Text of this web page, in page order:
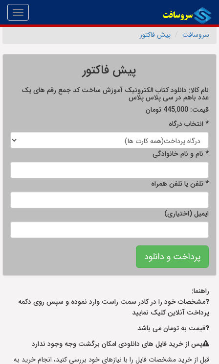
سروسافت
پیش فاکتور
پیش فاکتور
نام کالا: دانلود کتاب الکترونیک آموزش ساخت کد جمع رقم های یک
عدد باهم در سی پلاس پلاس
قیمت: 445,000 تومان
* انتخاب درگاه
* نام و نام خانوادگی
* تلفن یا تلفن همراه
ایمیل (اختیاری)
راهنما:
مشخصات خود را در کادر سمت راست وارد نموده و سپس روی دکمه
پرداخت آنلاین کلیک نمایید
قیمت به تومان می باشد
پس از خرید فایل های دانلودی امکان برگشت وجه وجود ندارد
قبل از خرید مشخصات فایل را با نیازهای خود بررسی کنید، انجام خرید به